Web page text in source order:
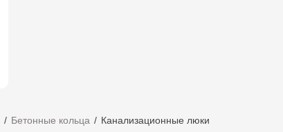
Бетонные кольца Канализационные люки